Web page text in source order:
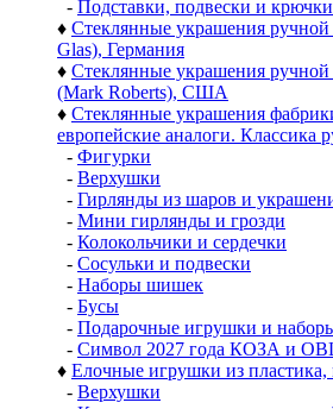
- Подставки, подвески и
♦ Стеклянные украшения
Glas), Германия
♦ Стеклянные украшения
(Mark Roberts), США
♦ Стеклянные украшения
европейские аналоги. Классика
- Фигурки
- Верхушки
- Гирлянды из шаров и
- Мини гирлянды и грозди
- Колокольчики и сердечки
- Сосульки и подвески
- Наборы шишек
- Бусы
- Подарочные игрушки и
- Символ 2027 года КОЗА и
♦ Елочные игрушки из пластика,
- Верхушки